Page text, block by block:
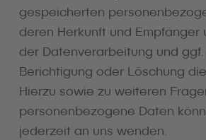
gespeicherten
deren Herkunft und Empfänger
der Datenverarbeitung und
Berichtigung oder Löschung
Hierzu sowie zu weiteren
personenbezogene Daten
jederzeit an uns wenden.